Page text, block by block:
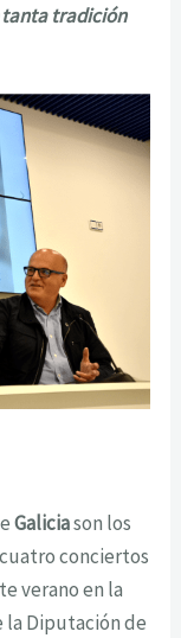
tanta tradición
Galiciason los
conciertos
verano en la
la Diputación de